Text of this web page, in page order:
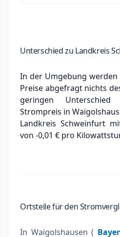
Unterschied zu Landkreis
In der Umgebung werden
Preise abgefragt nichts
geringen
Strompreis in
Landkreis Schweinfurt
von -0,01 € pro
Ortsteile für den
In Waigolshausen (